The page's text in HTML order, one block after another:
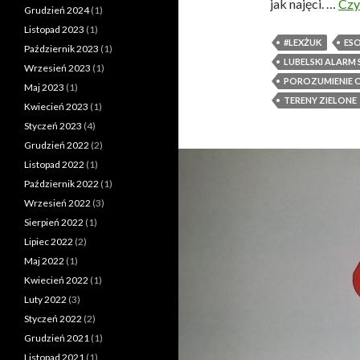
jak najęci. …
#LEXŻUK
LUBELSKI
POROZUMIENIE
TERENY ZIELONE
Grudzień 2024(1)
Listopad 2023 (1)
Październik 2023 (1)
Wrzesień 2023 (1)
Maj 2023 (1)
Kwiecień 2023 (1)
Styczeń 2023 (4)
Grudzień 2022 (2)
Listopad 2022 (1)
Październik 2022 (1)
Wrzesień 2022 (3)
Sierpień 2022 (1)
Lipiec 2022 (2)
Maj 2022 (1)
Kwiecień 2022 (1)
Luty 2022 (3)
Styczeń 2022 (2)
Grudzień 2021 (1)
Listopad 2021 (1)